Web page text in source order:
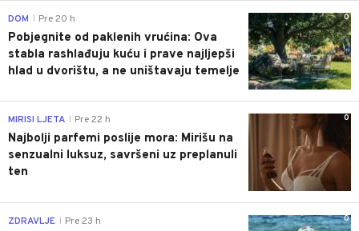
0
DOM Pre 20 h
Pobjegnite od paklenih vrućina: Ova
stabla rashlađuju kuću i prave najljepši
hlad u dvorištu, a ne uništavaju temelje
0
MIRISI LJETA Pre 22 h
Najbolji parfemi poslije mora: Mirišu na
senzualni luksuz, savršeni uz preplanuli
ten
0
ZDRAVLJE Pre 23 h